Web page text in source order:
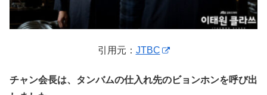
引用元： JTBC
チャン会長は、タンバムの仕入れ先のビョンホンを呼び出